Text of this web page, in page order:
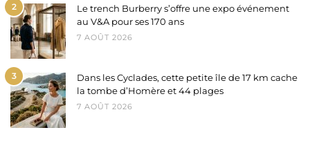
2
Le trench Burberry s’offre une expo événement
au V&A pour ses 170 ans
7 AOÛT 2026
3
Dans les Cyclades, cette petite île de 17 km cache
la tombe d’Homère et 44 plages
7 AOÛT 2026